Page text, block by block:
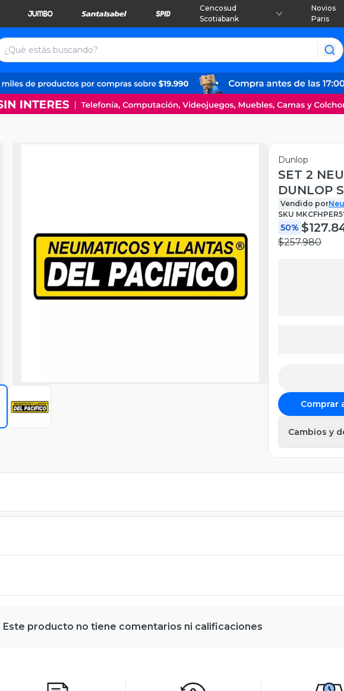
Cencosud
Scotiabank
Novios
Paris
Dunlop
SET 2
DUNLOP
Vendido por
SKU
50%
$257.980
Comprar
Cambios y
Este producto no tiene comentarios ni calificaciones